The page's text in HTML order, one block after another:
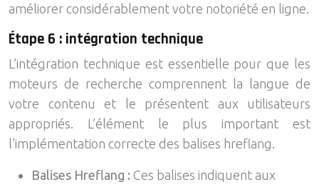
améliorer considérablement votre notoriété en ligne.
Étape 6 : intégration technique
L’intégration technique est essentielle pour que les
moteurs de recherche comprennent la langue de
votre contenu et le présentent aux utilisateurs
appropriés. L’élément le plus important est
l’implémentation correcte des balises hreflang.
Balises Hreflang : Ces balises indiquent aux